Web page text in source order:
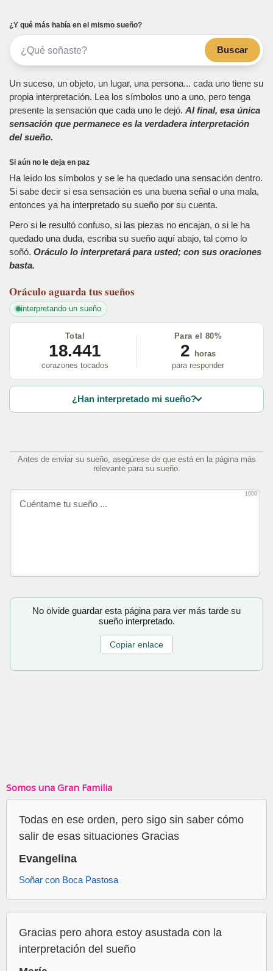
¿Y qué más había en el mismo sueño?
Buscar
Un suceso, un objeto, un lugar, una persona... cada uno tiene su
propia interpretación. Lea los símbolos uno a uno, pero tenga
presente la sensación que cada uno le dejó. Al final, esa única
sensación que permanece es la verdadera interpretación
del sueño.
Si aún no le deja en paz
Ha leído los símbolos y se le ha quedado una sensación dentro.
Si sabe decir si esa sensación es una buena señal o una mala,
entonces ya ha interpretado su sueño por su cuenta.
Pero si le resultó confuso, si las piezas no encajan, o si le ha
quedado una duda, escriba su sueño aquí abajo, tal como lo
soñó. Oráculo lo interpretará para usted; con sus oraciones
basta.
Oráculo aguarda tus sueños
interpretando un sueño
Total
18.441
corazones tocados
Para el 80%
2
horas
para responder
¿Han interpretado mi sueño?
Antes de enviar su sueño, asegúrese de que está en la página más
relevante para su sueño.
1000
No olvide guardar esta página para ver más tarde su
sueño interpretado.
Copiar enlace
Somos una Gran Familia
Todas en ese orden, pero sigo sin saber cómo
salir de esas situaciones Gracias
Evangelina
Soñar con Boca Pastosa
Gracias pero ahora estoy asustada con la
interpretación del sueño